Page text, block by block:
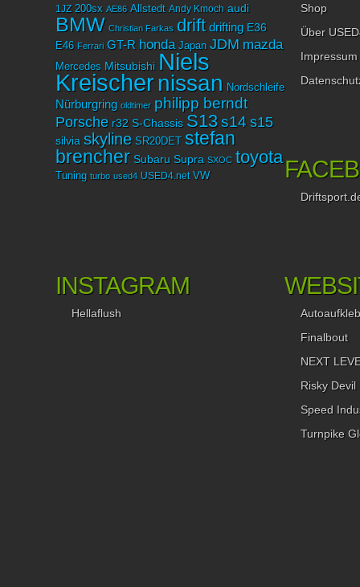
1JZ 200sx AE86 Allstedt Andy Kmoch audi
BMW Christian Farkas drift drifting E36
E46 Ferrari GT-R honda Japan JDM mazda
Mercedes Mitsubishi Niels
Kreischer nissan Nordschleife
Nürburgring oldtimer philipp berndt
Porsche r32 S-Chassis S13 s14 s15
silvia skyline SR20DET stefan
brencher Subaru Supra SXOC toyota
Tuning turbo used4 USED4.net VW
Shop
Über
Impressum
INSTAGRAM
Hellaflush
Finalbout
NEXT
Risky Devil
Speed
Turnpike